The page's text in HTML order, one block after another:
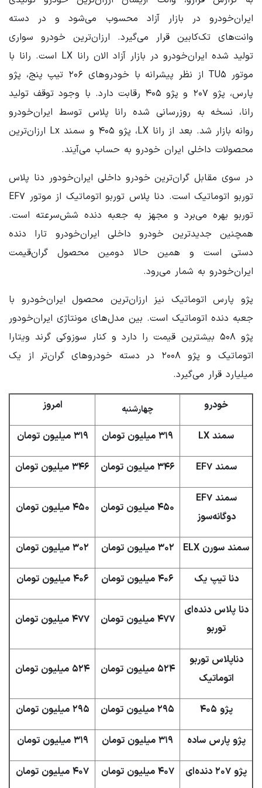
ایران‌خودرو در بازار آزاد محسوب می‌شود و در دسته
وانت‌های تک‌کابین قرار می‌گیرد. ارزان‌ترین خودرو سواری
تولید شده ایران‌خودرو در بازار آزاد الان رانا LX است. رانا با
موتور TU۵ از نظر پیشرانه با خودروهای ۲۰۶ تیپ پنج، پژو
پارس، پژو ۲۰۷ و پژو ۴۰۵ رقابت دارد. با وجود توقف تولید
رانا، نسخه به روزرسانی شده رانا پلاس توسط ایران‌خودرو
روانه بازار شد. بعد از رانا LX، پژو ۴۰۵ و سمند Lx ارزان‌ترین
محصولات داخلی ایران خودرو به حساب می‌آیند.
در سوی مقابل گران‌ترین خودرو داخلی ایران‌خودور دنا پلاس
توربو اتوماتیک است. دنا پلاس توربو اتوماتیک از موتور EF۷
توربو بهره می‌برد و مجهز به جعبه دنده شش‌سرعته است.
همچنین جدیدترین خودرو داخلی ایران‌خودرو تارا دنده
دستی است و همین حالا دومین محصول گران‌قیمت
ایران‌خودرو به شمار می‌رود.
پژو پارس اتوماتیک نیز ارزان‌ترین محصول ایران‌خودرو با
جعبه دنده اتوماتیک است. بین مدل‌های مونتاژی ایران‌خودور
پژو ۵۰۸ بیشترین قیمت را دارد و کنار سوزوکی گرند ویتارا
اتوماتیک و پژو ۲۰۰۸ در دسته خودروهای گران‌تر از یک
میلیارد قرار می‌گیرد.
خودرو چهارشنبه امروز
سمند LX ۳۱۹ میلیون تومان ۳۱۹ میلیون تومان
سمند EF۷ ۳۴۶ میلیون تومان ۳۴۶ میلیون تومان
سمند EF۷
دوگانه‌سوز
۴۵۰ میلیون تومان ۴۵۰ میلیون تومان
سمند سورن ELX ۳۰۲ میلیون تومان ۳۰۲ میلیون تومان
دنا تیپ یک ۴۰۶ میلیون تومان ۴۰۶ میلیون تومان
دنا پلاس دنده‌ای
توربو
۴۷۷ میلیون تومان ۴۷۷ میلیون تومان
دناپلاس توربو
اتوماتیک
۵۲۴ میلیون تومان ۵۲۴ میلیون تومان
پژو ۴۰۵ ۲۹۵ میلیون تومان ۲۹۵ میلیون تومان
پژو پارس ساده ۳۱۹ میلیون تومان ۳۱۹ میلیون تومان
پژو ۲۰۷ دنده‌ای ۴۰۷ میلیون تومان ۴۰۷ میلیون تومان